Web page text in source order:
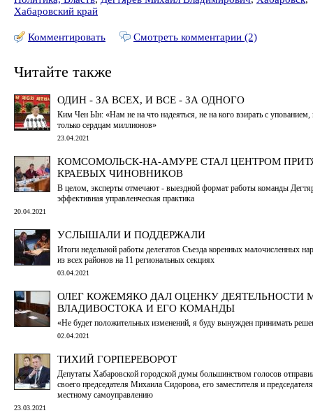
Хабаровский край
Комментировать Смотреть комментарии (2)
Читайте также
ОДИН - ЗА ВСЕХ, И ВСЕ - ЗА ОДНОГО
Ким Чен Ын: «Нам не на что надеяться, не на кого взирать с
только сердцам миллионов»
23.04.2021
КОМСОМОЛЬСК-НА-АМУРЕ СТАЛ ЦЕНТРОМ
КРАЕВЫХ ЧИНОВНИКОВ
В целом, эксперты отмечают - выездной формат работы команды
эффективная управленческая практика
20.04.2021
УСЛЫШАЛИ И ПОДДЕРЖАЛИ
Итоги недельной работы делегатов Съезда коренных малочисленных
из всех районов на 11 региональных секциях
03.04.2021
ОЛЕГ КОЖЕМЯКО ДАЛ ОЦЕНКУ ДЕЯТЕЛЬНОСТИ
ВЛАДИВОСТОКА И ЕГО КОМАНДЫ
«Не будет положительных изменений, я буду вынужден принимать
02.04.2021
ТИХИЙ ГОРПЕРЕВОРОТ
Депутаты Хабаровской городской думы большинством голосов
своего председателя Михаила Сидорова, его заместителя и
местному самоуправлению
23.03.2021